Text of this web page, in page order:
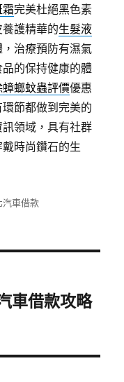
霜完美杜絕黑色素
護精華的生髮液
治療預防有濕氣
品的保持健康的體
蟑螂蚊蟲評價優惠
節都做到完美的
領域，具有社群
時尚鑽石的生
汽車借款
車借款攻略